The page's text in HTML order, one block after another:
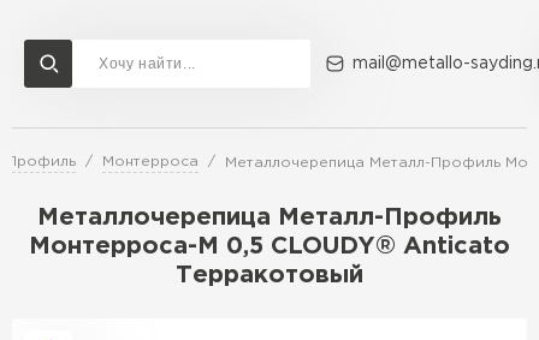
mail@metallo-
Профиль Монтерроса Металлочерепица Металл-Профиль
Металлочерепица Металл-Профиль
Монтерроса-M 0,5 CLOUDY® Anticato
Терракотовый
Доставка и оплата Акции О компании Контакты
Перейти в каталог